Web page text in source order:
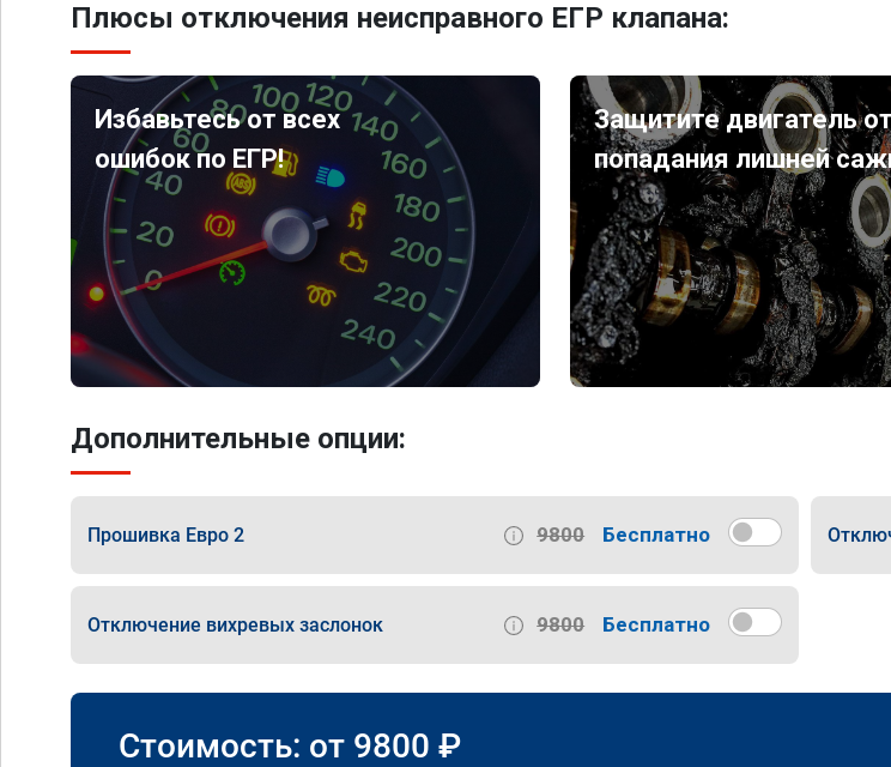
Плюсы отключения неисправного ЕГР клапана:
Избавьтесь от всех
ошибок по ЕГР!
Защитите двигатель от
попадания лишней
Дополнительные опции:
Прошивка Евро 2 9800 Бесплатно
Отключение вихревых заслонок 9800 Бесплатно
Стоимость: от 9800 ₽